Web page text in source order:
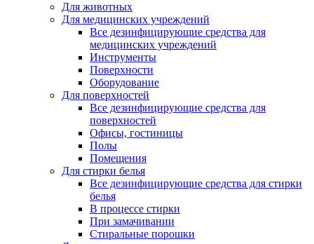
Для животных
Для медицинских учреждений
Все дезинфицирующие средства для
медицинских учреждений
Инструменты
Поверхности
Оборудование
Для поверхностей
Все дезинфицирующие средства для
поверхностей
Офисы, гостиницы
Полы
Помещения
Для стирки белья
Все дезинфицирующие средства для стирки
белья
В процессе стирки
При замачивании
Стиральные порошки